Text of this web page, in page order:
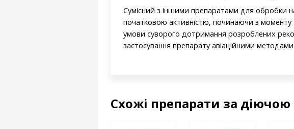
Сумісний з іншими препаратами для обробки
початковою активністю, починаючи з моменту
умови суворого дотримання розроблених
застосування препарату авіаційними
Схожі препарати за